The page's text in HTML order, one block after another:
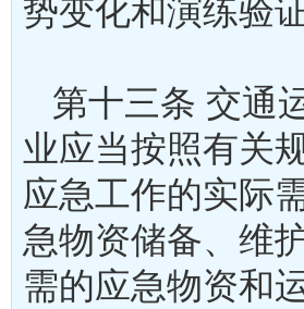
势变化和演练
第十三条 交通
业应当按照有关
应急工作的实际
急物资储备、维
需的应急物资和